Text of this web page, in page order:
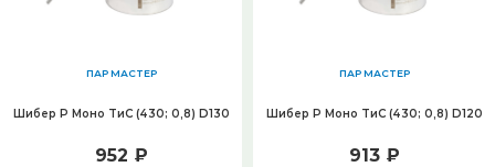
ПАР МАСТЕР
Шибер Р Моно ТиС (430; 0,8) D130
952 ₽
ПАР МАСТЕР
Шибер Р Моно ТиС (430; 0,8) D120
913 ₽